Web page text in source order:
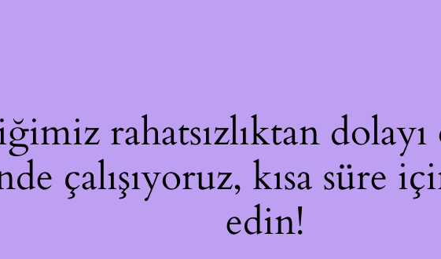
rahatsızlıktan
çalışıyoruz, kısa süre
edin!